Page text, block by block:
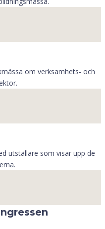
om verksamhets- och
utställare som visar upp de